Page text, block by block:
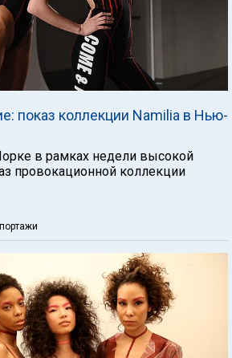
показ коллекции Namilia в Нью-
в рамках недели высокой
провокационной коллекции